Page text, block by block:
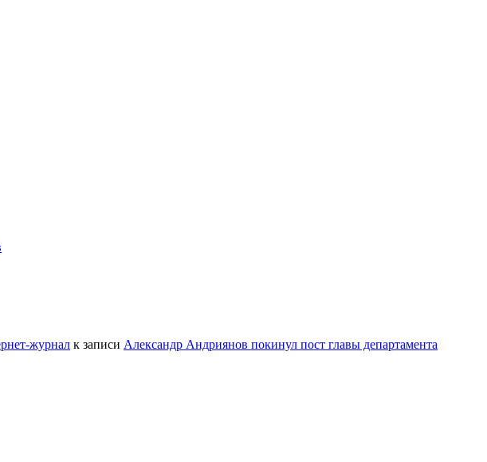
журнал к записи Александр Андриянов покинул пост главы департамента